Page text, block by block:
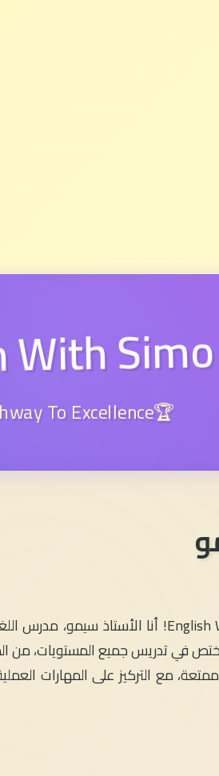
With Simo
🏆Your Pathway To Excellence🏆
وأختص في تدريس جميع المستويات،
مع التركيز على المهارات